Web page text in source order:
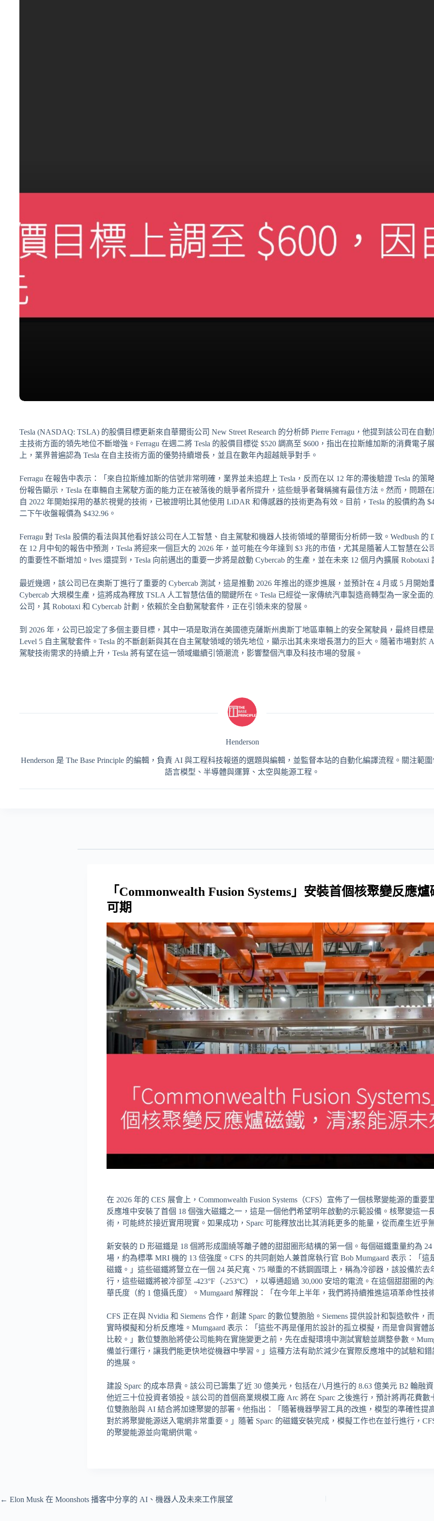
Tesla (NASDAQ: TSLA) 的股價目標更新來自華爾街公司 New Street Research 的分析師 Pierre Ferragu，他提到該公司在自
主技術方面的領先地位不斷增強。Ferragu 在週二將 Tesla 的股價目標從 $520 調高至 $600，指出在拉斯維加斯的消費電子展
上，業界普遍認為 Tesla 在自主技術方面的優勢持續增長，並且在數年內超越競爭對手。
Ferragu 在報告中表示：「來自拉斯維加斯的信號非常明確，業界並未追趕上 Tesla，反而在以 12 年的滯後驗證 Tesla 的策
份報告顯示，Tesla 在車輛自主駕駛方面的能力正在被落後的競爭者所提升，這些競爭者聲稱擁有最佳方法。然而，問題在
自 2022 年開始採用的基於視覺的技術，已被證明比其他使用 LiDAR 和傳感器的技術更為有效。目前，Tesla 的股價約為
二下午收盤報價為 $432.96。
Ferragu 對 Tesla 股價的看法與其他看好該公司在人工智慧、自主駕駛和機器人技術領域的華爾街分析師一致。Wedbush 的
在 12 月中旬的報告中預測，Tesla 將迎來一個巨大的 2026 年，並可能在今年達到 $3 兆的市值，尤其是隨著人工智慧在公
的重要性不斷增加。Ives 還提到，Tesla 向前邁出的重要一步將是啟動 Cybercab 的生產，並在未來 12 個月內擴展 Robotaxi
最近幾週，該公司已在奧斯丁進行了重要的 Cybercab 測試，這是推動 2026 年推出的逐步進展，並預計在 4 月或 5 月開始
Cybercab 大規模生產，這將成為釋放 TSLA 人工智慧估值的關鍵所在。Tesla 已經從一家傳統汽車製造商轉型為一家全面
公司，其 Robotaxi 和 Cybercab 計劃，依賴於全自動駕駛套件，正在引領未來的發展。
到 2026 年，公司已設定了多個主要目標，其中一項是取消在美國德克薩斯州奧斯丁地區車輛上的安全駕駛員，最終目標
Level 5 自主駕駛套件。Tesla 的不斷創新與其在自主駕駛領域的領先地位，顯示出其未來增長潛力的巨大。隨著市場對於
駕駛技術需求的持續上升，Tesla 將有望在這一領域繼續引領潮流，影響整個汽車及科技市場的發展。
Henderson
Henderson 是 The Base Principle 的編輯，負責 AI 與工程科技報道的選題與編輯，並監督本站的自動化編譯流程。關注範
語言模型、半導體與運算、太空與能源工程。
「Commonwealth Fusion Systems」安裝首個核聚變反應
可期
在 2026 年的 CES 展會上，Commonwealth Fusion Systems（CFS）宣佈了一個核聚變能源的重要
反應堆中安裝了首個 18 個強大磁鐵之一，這是一個他們希望明年啟動的示範設備。核聚變這一
術，可能終於接近實用現實。如果成功，Sparc 可能釋放出比其消耗更多的能量，從而產生近乎
新安裝的 D 形磁鐵是 18 個將形成圍繞等離子體的甜甜圈形結構的第一個。每個磁鐵重量約為
場，約為標準 MRI 機的 13 倍強度。CFS 的共同創始人兼首席執行官 Bob Mumgaard 表示：「
磁鐵。」這些磁鐵將豎立在一個 24 英尺寬、75 噸重的不銹鋼圓環上，稱為冷卻器，該設備於去
行，這些磁鐵將被冷卻至 -423°F（-253°C），以導通超過 30,000 安培的電流。在這個甜甜圈的
華氏度（約 1 億攝氏度）。Mumgaard 解釋說：「在今年上半年，我們將持續推進這項革命性技
CFS 正在與 Nvidia 和 Siemens 合作，創建 Sparc 的數位雙胞胎。Siemens 提供設計和製造軟件，
實時模擬和分析反應堆。Mumgaard 表示：「這些不再是僅用於設計的孤立模擬，而是會與實體
比較。」數位雙胞胎將使公司能夠在實施變更之前，先在虛擬環境中測試實驗並調整參數。
備並行運行，讓我們能更快地從機器中學習。」這種方法有助於減少在實際反應堆中的試驗和
的進展。
建設 Sparc 的成本昂貴。該公司已籌集了近 30 億美元，包括在八月進行的 8.63 億美元 B2 輪融
他近三十位投資者領投。該公司的首個商業規模工廠 Arc 將在 Sparc 之後進行，預計將再花費數
位雙胞胎與 AI 結合將加速聚變的部署。他指出：「隨著機器學習工具的改進，模型的準確性提
對於將聚變能源送入電網非常重要。」隨著 Sparc 的磁鐵安裝完成，模擬工作也在並行進行，
的聚變能源並向電網供電。
← Elon Musk 在 Moonshots 播客中分享的 AI、機器人及未來工作展望